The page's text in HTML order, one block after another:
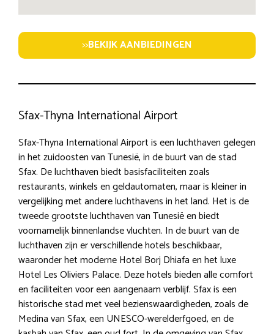
>>BEKIJK AANBIEDINGEN
Sfax-Thyna International Airport
Sfax-Thyna International Airport is een luchthaven gelegen
in het zuidoosten van Tunesië, in de buurt van de stad
Sfax. De luchthaven biedt basisfaciliteiten zoals
restaurants, winkels en geldautomaten, maar is kleiner in
vergelijking met andere luchthavens in het land. Het is de
tweede grootste luchthaven van Tunesië en biedt
voornamelijk binnenlandse vluchten. In de buurt van de
luchthaven zijn er verschillende hotels beschikbaar,
waaronder het moderne Hotel Borj Dhiafa en het luxe
Hotel Les Oliviers Palace. Deze hotels bieden alle comfort
en faciliteiten voor een aangenaam verblijf. Sfax is een
historische stad met veel bezienswaardigheden, zoals de
Medina van Sfax, een UNESCO-werelderfgoed, en de